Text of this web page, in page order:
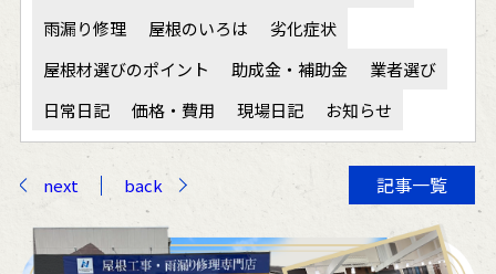
雨漏り修理
屋根のいろは
劣化症状
屋根材選びのポイント
助成金・補助金
業者選び
日常日記
価格・費用 現場日記 お知らせ
next back 記事一覧